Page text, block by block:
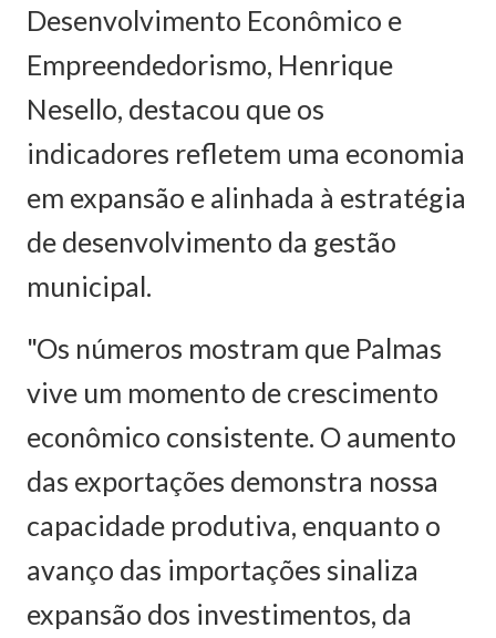
Desenvolvimento Econômico e
Empreendedorismo, Henrique
Nesello, destacou que os
indicadores refletem uma economia
em expansão e alinhada à estratégia
de desenvolvimento da gestão
municipal.
"Os números mostram que Palmas
vive um momento de crescimento
econômico consistente. O aumento
das exportações demonstra nossa
capacidade produtiva, enquanto o
avanço das importações sinaliza
expansão dos investimentos, da